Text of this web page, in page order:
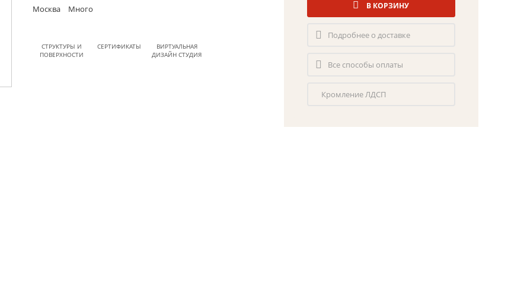
Москва
Много
СТРУКТУРЫ И
ПОВЕРХНОСТИ
СЕРТИФИКАТЫ
ВИРТУАЛЬНАЯ
ДИЗАЙН СТУДИЯ
В КОРЗИНУ
Подробнее о доставке
Все способы оплаты
Кромление ЛДСП